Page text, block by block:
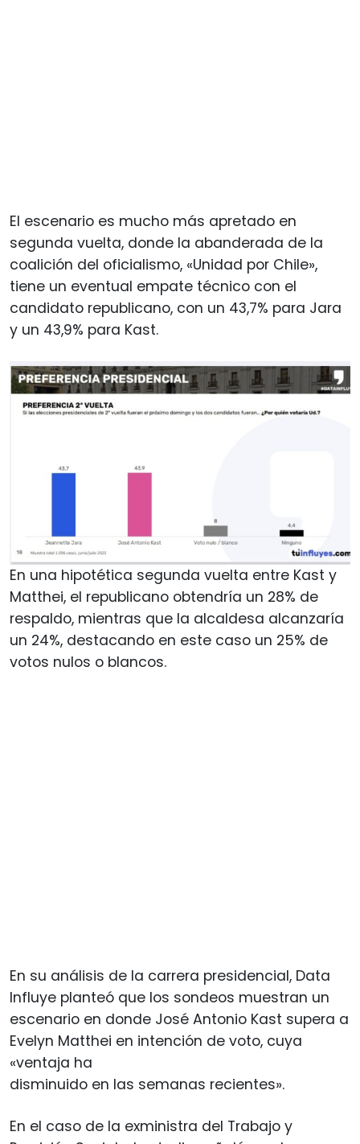
El escenario es mucho más apretado en
segunda vuelta, donde la abanderada de la
coalición del oficialismo, «Unidad por Chile»,
tiene un eventual empate técnico con el
candidato republicano, con un 43,7% para Jara
y un 43,9% para Kast.
En una hipotética segunda vuelta entre Kast y
Matthei, el republicano obtendría un 28% de
respaldo, mientras que la alcaldesa alcanzaría
un 24%, destacando en este caso un 25% de
votos nulos o blancos.
En su análisis de la carrera presidencial, Data
Influye planteó que los sondeos muestran un
escenario en donde José Antonio Kast supera a
Evelyn Matthei en intención de voto, cuya
«ventaja ha
disminuido en las semanas recientes».
En el caso de la exministra del Trabajo y